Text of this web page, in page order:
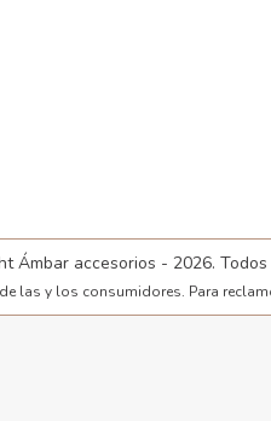
Ámbar accesorios - 2026.
las y los consumidores. Para